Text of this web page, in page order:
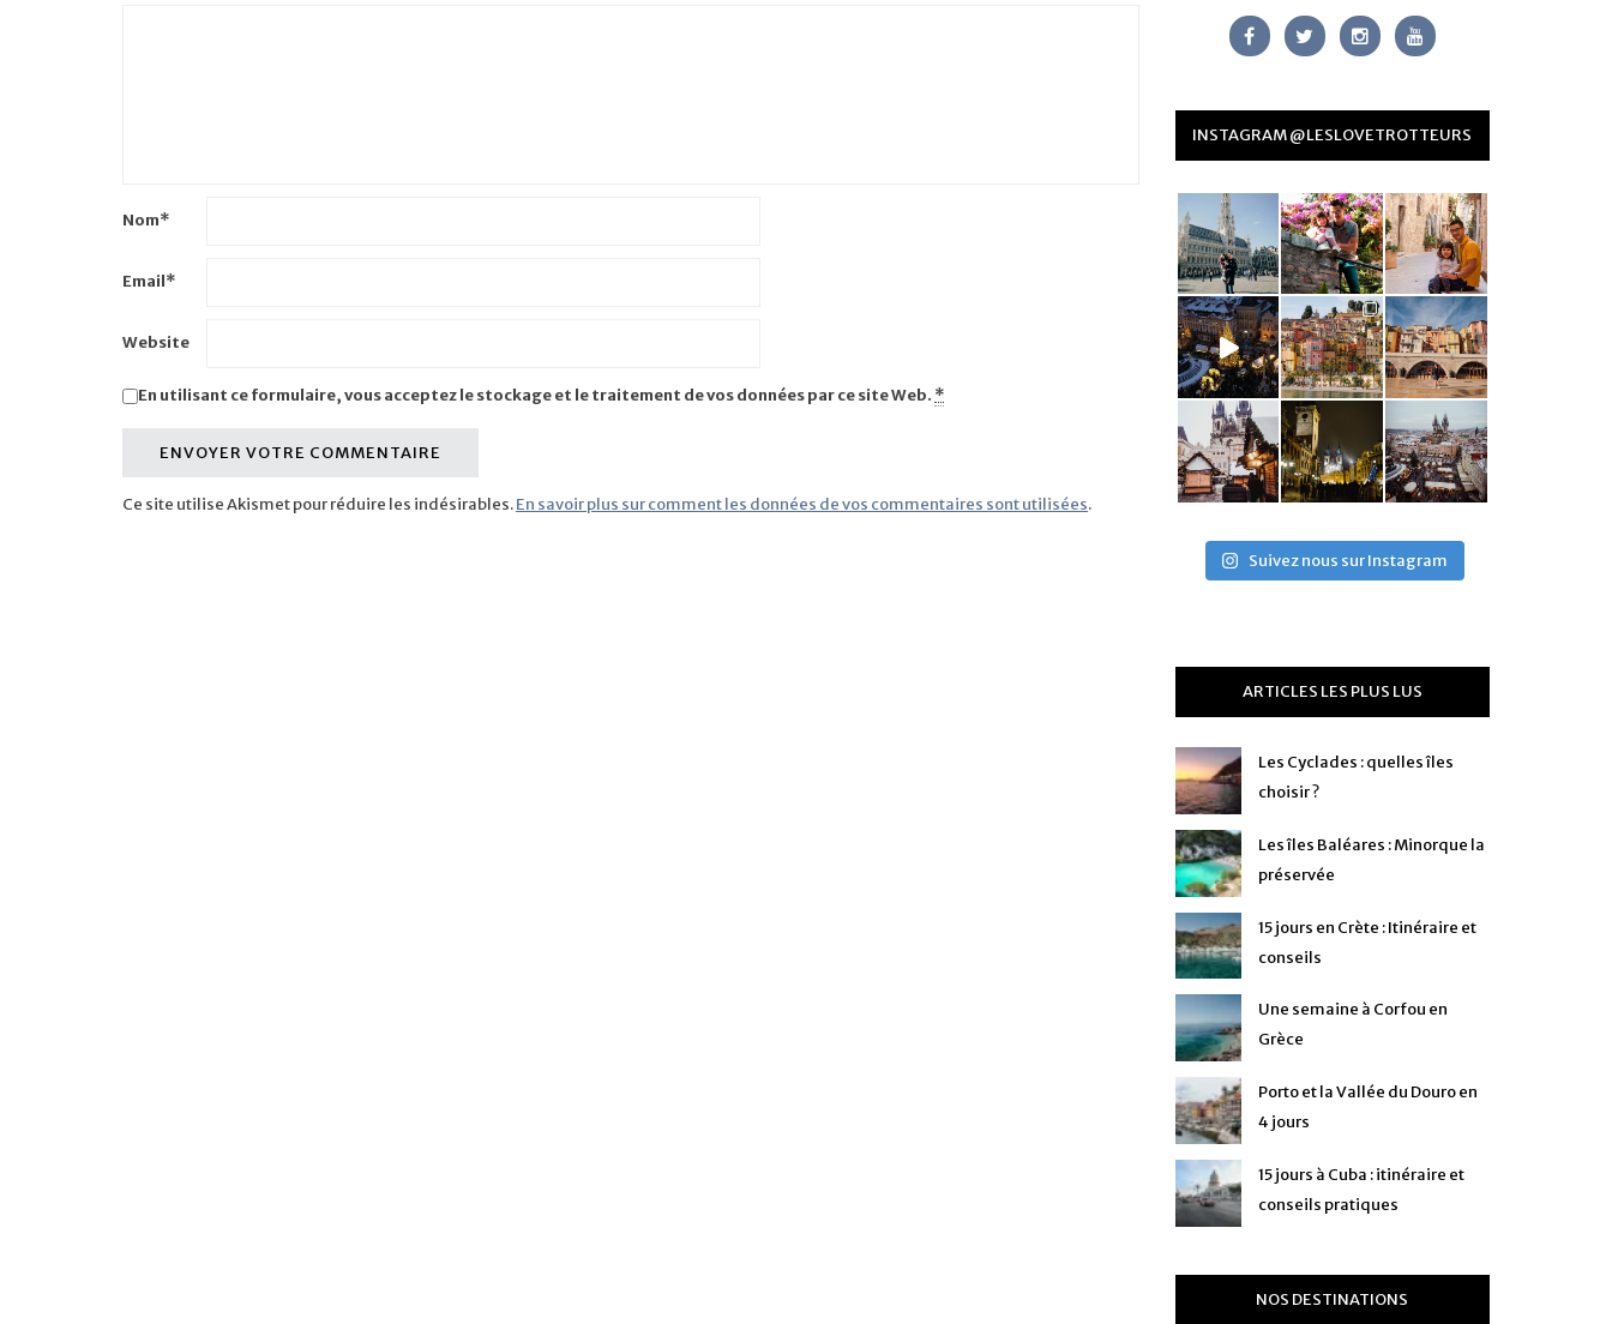
Nom*
Email*
Website
En utilisant ce formulaire, vous acceptez le stockage et le traitement de vos données par ce site Web. *
Ce site utilise Akismet pour réduire les indésirables.En savoir plus sur comment les données de vos commentaires sont utilisées.
INSTAGRAM @LESLOVETROTTEURS
Suivez nous sur Instagram
ARTICLES LES PLUS LUS
Les Cyclades : quelles îles
choisir ?
Les îles Baléares : Minorque la
préservée
15 jours en Crète : Itinéraire et
conseils
Une semaine à Corfou en
Grèce
Porto et la Vallée du Douro en
4 jours
15 jours à Cuba : itinéraire et
conseils pratiques
NOS DESTINATIONS